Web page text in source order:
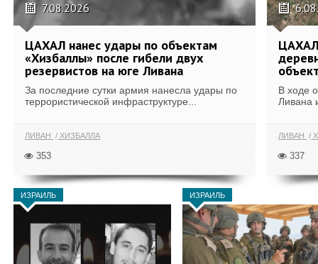
7.08.2026
ЦАХАЛ нанес удары по объектам
«Хизбаллы» после гибели двух
резервистов на юге Ливана
За последние сутки армия нанесла удары по
террористической инфраструктуре...
ЛИВАН ХИЗБАЛЛА
353
В ходе
Ливана
ЛИВАН
337
ИЗРАИЛЬ ИЗРАИЛЬ